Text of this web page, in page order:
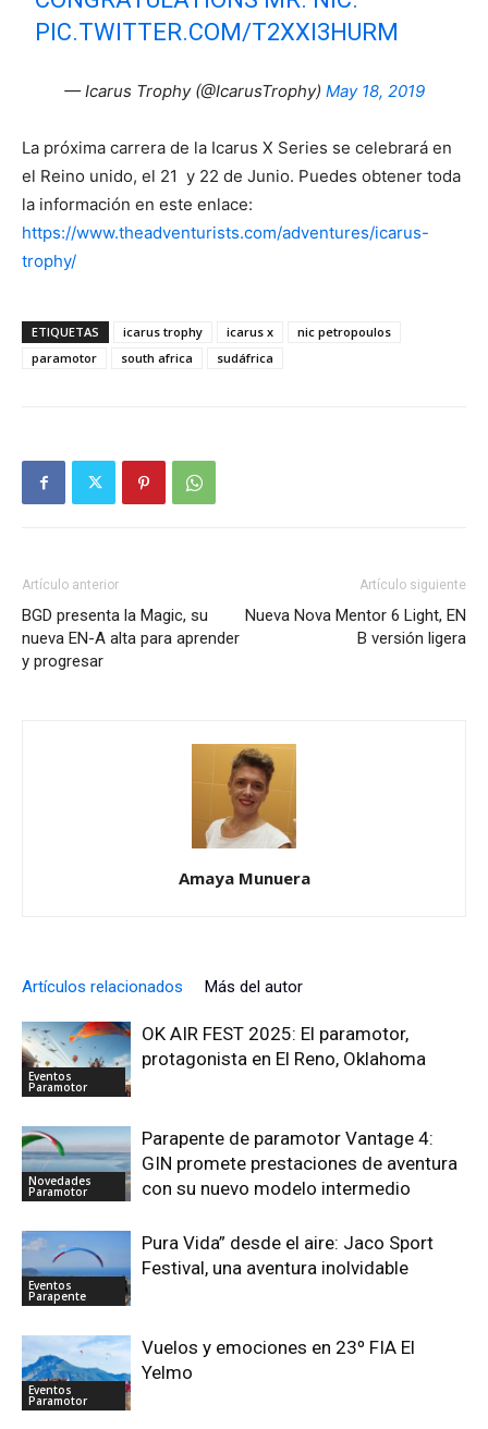
PIC.TWITTER.COM/T2XXI3HURM
— Icarus Trophy (@IcarusTrophy) May 18, 2019
La próxima carrera de la Icarus X Series se celebrará en
el Reino unido, el 21 y 22 de Junio. Puedes obtener toda
la información en este enlace:
https://www.theadventurists.com/adventures/icarus-
trophy/
ETIQUETAS icarus trophy icarus x
nic petropoulos
paramotor
south africa sudáfrica
Artículo anterior
BGD presenta la Magic, su
nueva EN-A alta para aprender
y progresar
Artículo siguiente
Nueva Nova Mentor 6 Light, EN
B versión ligera
Amaya Munuera
Artículos relacionados Más del autor
Eventos
Paramotor
OK AIR FEST 2025: El paramotor,
protagonista en El Reno, Oklahoma
Novedades
Paramotor
Parapente de paramotor Vantage 4:
GIN promete prestaciones de aventura
con su nuevo modelo intermedio
Eventos
Parapente
Pura Vida” desde el aire: Jaco Sport
Festival, una aventura inolvidable
Eventos
Paramotor
Vuelos y emociones en 23º FIA El
Yelmo